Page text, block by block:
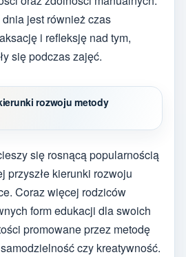
jest również czas
i refleksję nad tym,
się podczas zajęć.
rozwoju metody
się rosnącą popularnością
przyszłe kierunki rozwoju
Coraz więcej rodziców
form edukacji dla swoich
promowane przez metodę
czy kreatywność.